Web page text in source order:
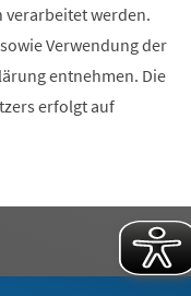
verarbeitet werden.
Verwendung der
entnehmen. Die
erfolgt auf